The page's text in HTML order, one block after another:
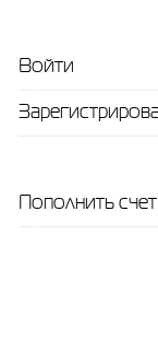
Войти
Пополнить счет